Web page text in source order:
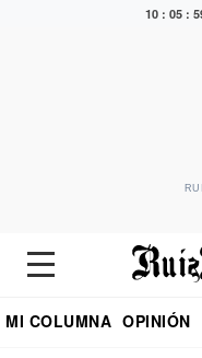
10 : 06 :
MI COLUMNA OPINIÓN